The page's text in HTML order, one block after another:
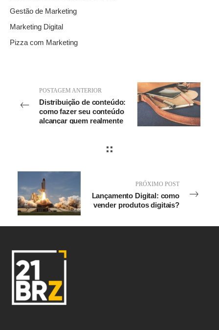
Gestão de Marketing
Marketing Digital
Pizza com Marketing
POSTAGEM ANTERIOR
Distribuição de conteúdo:
como fazer seu conteúdo
alcançar quem realmente
PRÓXIMO POST
Lançamento Digital: como
vender produtos digitais?